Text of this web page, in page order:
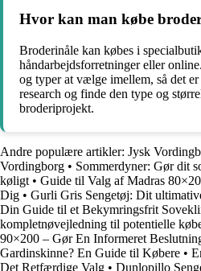
Hvor kan man købe
Broderinåle kan købes i
håndarbejdsforretninger eller
og typer at vælge imellem, så det
research og finde den type og
broderiprojekt.
Andre populære artikler: Jysk
Vordingborg • Sommerdyner: Gør dit
køligt • Guide til Valg af Madras
Dig • Gurli Gris Sengetøj: Dit
Din Guide til et Bekymringsfrit
kompletnøvejledning til potentielle
90×200 – Gør En Informeret
Gardinskinne? En Guide til Købere •
Det Retfærdige Valg • Dunlopillo